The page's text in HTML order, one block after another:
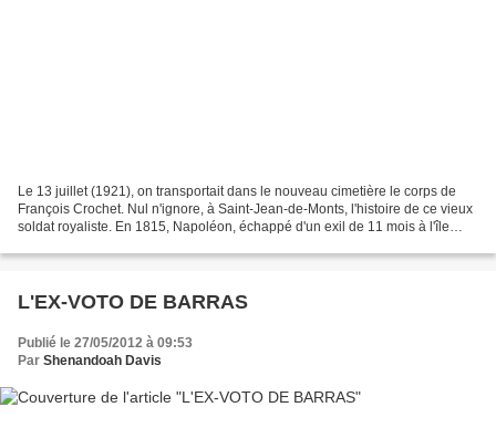
Le 13 juillet (1921), on transportait dans le nouveau cimetière le corps de
François Crochet. Nul n'ignore, à Saint-Jean-de-Monts, l'histoire de ce vieux
soldat royaliste. En 1815, Napoléon, échappé d'un exil de 11 mois à l'île
L'EX-VOTO DE BARRAS
Publié le 27/05/2012 à 09:53
Par Shenandoah Davis